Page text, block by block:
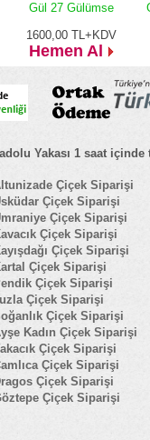
Gül 27 Gülümse
1600,00 TL+KDV
Hemen Al
Yakası 1 saat içinde
Çiçek Siparişi
Çiçek Siparişi
Çiçek Siparişi
Çiçek Siparişi
Çiçek Siparişi
Çiçek Siparişi
Çiçek Siparişi
Çiçek Siparişi
Çiçek Siparişi
Kadın Çiçek Siparişi
Çiçek Siparişi
Çiçek Siparişi
Çiçek Siparişi
Çiçek Siparişi